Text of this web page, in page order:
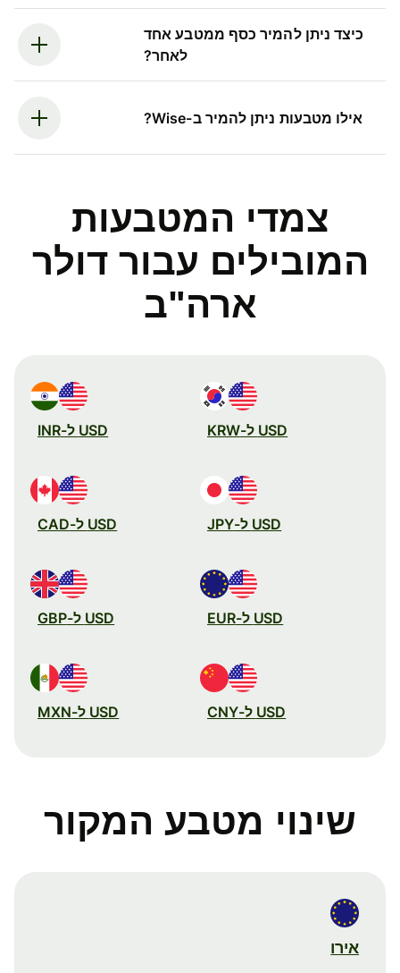
כיצד ניתן להמיר כסף ממטבע אחד
לאחר?
אילו מטבעות ניתן להמיר ב-Wise?
צמדי המטבעות
המובילים עבור דולר
ארה"ב
USD ל-KRW USD ל-INR
USD ל-JPY USD ל-CAD
USD ל-EUR USD ל-GBP
USD ל-CNY USD ל-MXN
שינוי מטבע המקור
אירו